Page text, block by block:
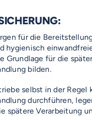
für die
hygienisch
Grundlage für die
bilden.
selbst in der Regel
durchführen,
spätere Verarbeitung